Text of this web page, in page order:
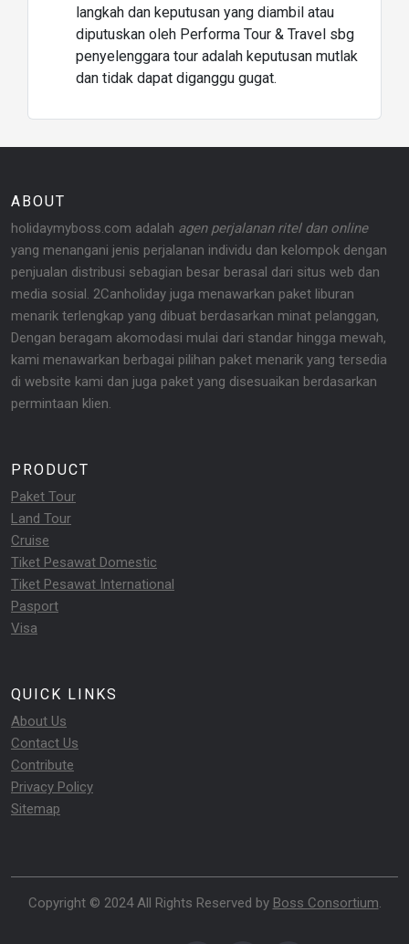
langkah dan keputusan yang diambil atau
diputuskan oleh Performa Tour & Travel sbg
penyelenggara tour adalah keputusan mutlak
dan tidak dapat diganggu gugat.
ABOUT
holidaymyboss.com adalah agen perjalanan ritel dan online
yang menangani jenis perjalanan individu dan kelompok dengan
penjualan distribusi sebagian besar berasal dari situs web dan
media sosial. 2Canholiday juga menawarkan paket liburan
menarik terlengkap yang dibuat berdasarkan minat pelanggan,
Dengan beragam akomodasi mulai dari standar hingga mewah,
kami menawarkan berbagai pilihan paket menarik yang tersedia
di website kami dan juga paket yang disesuaikan berdasarkan
permintaan klien.
PRODUCT
Paket Tour
Land Tour
Cruise
Tiket Pesawat Domestic
Tiket Pesawat International
Pasport
Visa
QUICK LINKS
About Us
Contact Us
Contribute
Privacy Policy
Sitemap
Copyright © 2024 All Rights Reserved by Boss Consortium.